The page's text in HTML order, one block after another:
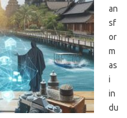
an
sf
or
m
as
i
in
du